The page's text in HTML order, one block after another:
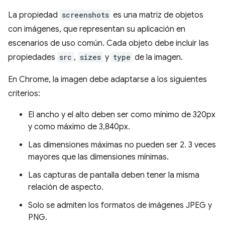
La propiedad screenshots es una matriz de objetos
con imágenes, que representan su aplicación en
escenarios de uso común. Cada objeto debe incluir las
propiedades src , sizes y type de la imagen.
En Chrome, la imagen debe adaptarse a los siguientes
criterios:
El ancho y el alto deben ser como mínimo de 320px
y como máximo de 3,840px.
Las dimensiones máximas no pueden ser 2. 3 veces
mayores que las dimensiones mínimas.
Las capturas de pantalla deben tener la misma
relación de aspecto.
Solo se admiten los formatos de imágenes JPEG y
PNG.